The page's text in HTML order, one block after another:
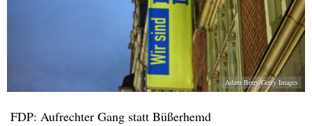
Adam Berry/Getty Images
FDP: Aufrechter Gang statt Büßerhemd